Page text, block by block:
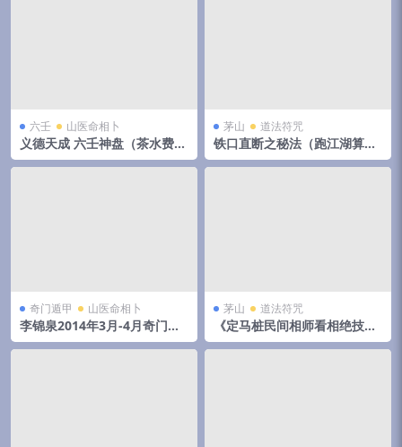
六壬 山医命相卜
义德天成 六壬神盘（茶水费）
8集视频 百度云下载！
茅山 道法符咒
铁口直断之秘法（跑江湖算命
的民间秘法）
奇门遁甲 山医命相卜
李锦泉2014年3月-4月奇门遁
甲培训录音+教材pdf 移动网
盘下载！
茅山 道法符咒
《定马桩民间相师看相绝技秘
法》pdf 144页，手抄本,拍照
电子版。